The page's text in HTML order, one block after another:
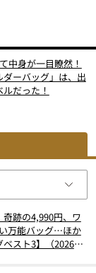
中身が一目瞭然！
ーバッグ」は、出
だった！
跡の4,990円、ワ
万能バッグ…ほか
ベスト3】（2026年